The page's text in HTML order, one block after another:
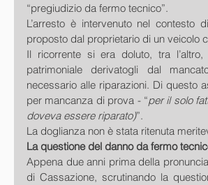
“pregiudizio da fermo tecnico”.
L’arresto è intervenuto nel
proposto dal proprietario di un veicolo
Il ricorrente si era doluto, tra
patrimoniale derivatogli dal
necessario alle riparazioni. Di questo
per mancanza di prova - “per il solo
doveva essere riparato)”.
La doglianza non è stata ritenuta
La questione del danno da fermo
Appena due anni prima della
di Cassazione, scrutinando la